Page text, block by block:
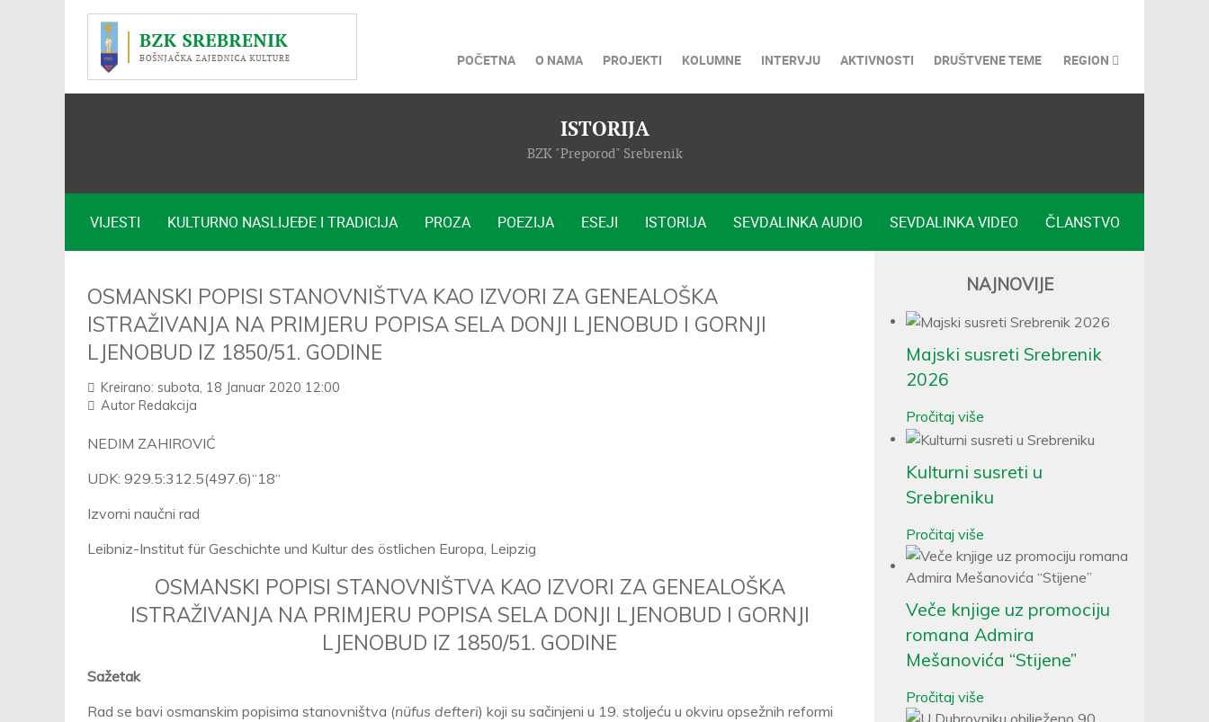
POČETNA O NAMA PROJEKTI KOLUMNE INTERVJU AKTIVNOSTI DRUŠTVENE TEME REGION
ISTORIJA
BZK "Preporod" Srebrenik
VIJESTI KULTURNO NASLIJEĐE I TRADICIJA PROZA POEZIJA ESEJI ISTORIJA SEVDALINKA AUDIO SEVDALINKA VIDEO ČLANSTVO
OSMANSKI POPISI STANOVNIŠTVA KAO IZVORI ZA GENEALOŠKA
ISTRAŽIVANJA NA PRIMJERU POPISA SELA DONJI LJENOBUD I GORNJI
LJENOBUD IZ 1850/51. GODINE
Kreirano: subota, 18 Januar 2020 12:00
Autor Redakcija
NEDIM ZAHIROVIĆ
UDK: 929.5:312.5(497.6)“18“
Izvorni naučni rad
Leibniz-Institut für Geschichte und Kultur des östlichen Europa, Leipzig
OSMANSKI POPISI STANOVNIŠTVA KAO IZVORI ZA GENEALOŠKA
ISTRAŽIVANJA NA PRIMJERU POPISA SELA DONJI LJENOBUD I GORNJI
LJENOBUD IZ 1850/51. GODINE
Sažetak
Rad se bavi osmanskim popisima stanovništva (nüfus defteri) koji su sačinjeni u 19. stoljeću u okviru opsežnih reformi
NAJNOVIJE
Majski susreti Srebrenik
2026
Pročitaj više
Kulturni susreti u
Srebreniku
Pročitaj više
Veče knjige uz promociju
romana Admira
Mešanovića “Stijene”
Pročitaj više